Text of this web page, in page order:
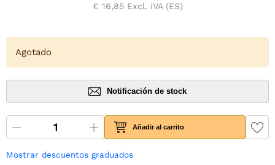
€ 16,85Excl. IVA (ES)
Agotado
Notificación de stock
Añadir al carrito
Mostrar descuentos graduados